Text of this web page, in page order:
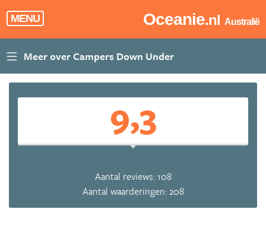
MENU Oceanie.nl Australië
9,3
Aantal reviews: 108
Aantal waarderingen: 208